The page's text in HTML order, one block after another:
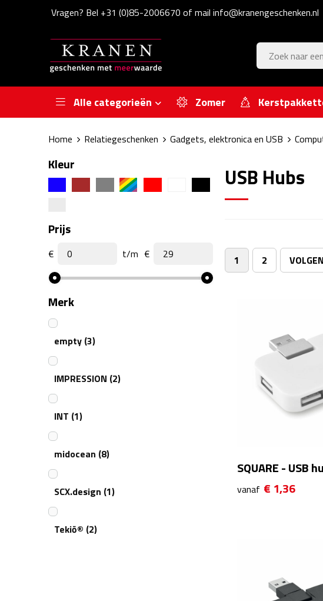
Vragen? Bel +31 (0)85-2006670 of mail info@kranengeschenken.nl
Alle categorieën Zomer
Home Relatiegeschenken Gadgets, elektronica en USB
Kleur
Prijs
€ t/m €
Merk
empty (3)
IMPRESSION (2)
INT (1)
midocean (8)
SCX.design (1)
Tekiō® (2)
USB Hubs
1 2
SQUARE - USB
vanaf € 1,36